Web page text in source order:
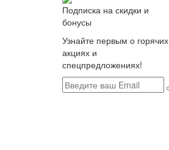
Подписка на скидки и
бонусы
Узнайте первым о горячих
акциях и
спецпредложениях!